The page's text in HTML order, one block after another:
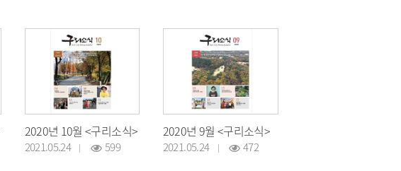
2020년 10월 <구리소식>
2021.05.24 599
2020년 9월 <구리소식>
2021.05.24 472